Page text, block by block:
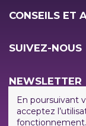
CONSEILS ET
SUIVEZ-NOUS
NEWSLETTER
En poursuivant
acceptez
fonctionnement.